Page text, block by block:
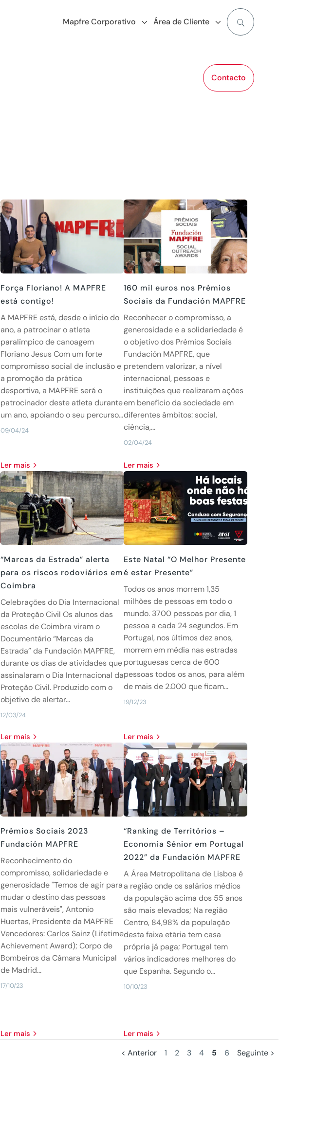
Mapfre Corporativo Área de Cliente
Contacto
Força Floriano! A MAPFRE
está contigo!
09/04/24
A MAPFRE está, desde o início do
ano, a patrocinar o atleta
paralímpico de canoagem
Floriano Jesus Com um forte
compromisso social de inclusão e
a promoção da prática
desportiva, a MAPFRE será o
patrocinador deste atleta durante
um ano, apoiando o seu percurso...
Ler mais
160 mil euros nos Prémios
Sociais da Fundación MAPFRE
02/04/24
Reconhecer o compromisso, a
generosidade e a solidariedade é
o objetivo dos Prémios Sociais
Fundación MAPFRE, que
pretendem valorizar, a nível
internacional, pessoas e
instituições que realizaram ações
em benefício da sociedade em
diferentes âmbitos: social,
ciência,...
Ler mais
“Marcas da Estrada” alerta
para os riscos rodoviários em
Coimbra
12/03/24
Celebrações do Dia Internacional
da Proteção Civil Os alunos das
escolas de Coimbra viram o
Documentário “Marcas da
Estrada” da Fundación MAPFRE,
durante os dias de atividades que
assinalaram o Dia Internacional da
Proteção Civil. Produzido com o
objetivo de alertar...
Ler mais
Este Natal “O Melhor Presente
é estar Presente”
19/12/23
Todos os anos morrem 1,35
milhões de pessoas em todo o
mundo. 3700 pessoas por dia, 1
pessoa a cada 24 segundos. Em
Portugal, nos últimos dez anos,
morrem em média nas estradas
portuguesas cerca de 600
pessoas todos os anos, para além
de mais de 2.000 que ficam...
Ler mais
Prémios Sociais 2023
Fundación MAPFRE
17/10/23
Reconhecimento do
compromisso, solidariedade e
generosidade "Temos de agir para
mudar o destino das pessoas
mais vulneráveis", Antonio
Huertas, Presidente da MAPFRE
Vencedores: Carlos Sainz (Lifetime
Achievement Award); Corpo de
Bombeiros da Câmara Municipal
de Madrid...
Ler mais
“Ranking de Territórios –
Economia Sénior em Portugal
2022” da Fundación MAPFRE
10/10/23
A Área Metropolitana de Lisboa é
a região onde os salários médios
da população acima dos 55 anos
são mais elevados; Na região
Centro, 84,98% da população
desta faixa etária tem casa
própria já paga; Portugal tem
vários indicadores melhores do
que Espanha. Segundo o...
Ler mais
< Anterior 1 2 3 4 5 6 Seguinte >